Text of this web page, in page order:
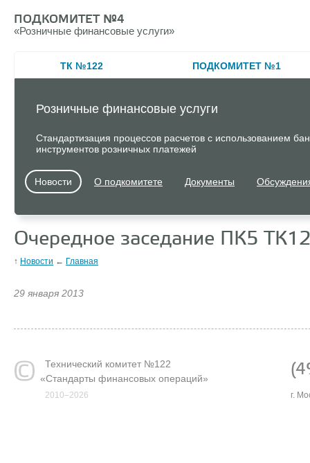
ПОДКОМИТЕТ №4
«Розничные финансовые услуги»
ТК №122 ПОДКОМИТЕТ №1
Розничные финансовые услуги
Стандартизация процессов расчетов с использованием
инструментов розничных платежей
Новости О подкомитете Документы
Очередное заседание ПК5
↑ Новости ← Главная
29 января 2013
Технический комитет №122
«Стандарты финансовых операций»
2010–2026 г.